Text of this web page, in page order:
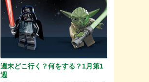
週末どこ行く？何をする？1月第1
週